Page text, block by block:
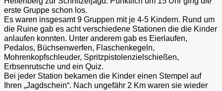
erste Gruppe schon los.
Es waren insgesamt 9 Gruppen mit je 4-5 Kindern. Rund um
die Ruine gab es acht verschiedene Stationen die die Kinder
anlaufen konnten. Unter anderem gab es Eierlaufen,
Pedalos, Büchsenwerfen, Flaschenkegeln,
Mohrenkopfschleuder, Spritzpistolenzielschießen,
Erbsenrutsche und ein Quiz.
Bei jeder Station bekamen die Kinder einen Stempel auf
Ihren „Jagdschein“. Nach ungefähr 2 Km waren sie wieder